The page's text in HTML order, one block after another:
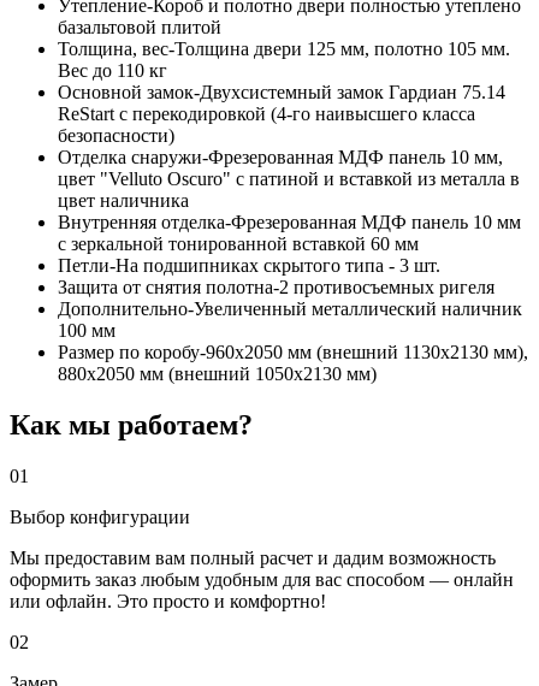
Утепление-Короб и полотно двери полностью утеплено
базальтовой плитой
Толщина, вес-Толщина двери 125 мм, полотно 105 мм.
Вес до 110 кг
Основной замок-Двухсистемный замок Гардиан 75.14
ReStart с перекодировкой (4-го наивысшего класса
безопасности)
Отделка снаружи-Фрезерованная МДФ панель 10 мм,
цвет "Velluto Oscuro" с патиной и вставкой из металла в
цвет наличника
Внутренняя отделка-Фрезерованная МДФ панель 10 мм
с зеркальной тонированной вставкой 60 мм
Петли-На подшипниках скрытого типа - 3 шт.
Защита от снятия полотна-2 противосъемных ригеля
Дополнительно-Увеличенный металлический наличник
100 мм
Размер по коробу-960х2050 мм (внешний 1130х2130 мм),
880х2050 мм (внешний 1050х2130 мм)
Как мы работаем?
01
Выбор конфигурации
Мы предоставим вам полный расчет и дадим возможность
оформить заказ любым удобным для вас способом — онлайн
или офлайн. Это просто и комфортно!
02